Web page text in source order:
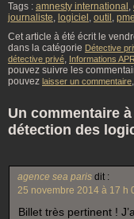
Tags : amnesty international ,
journaliste, logiciel , outil , pme
Cet article à été écrit le
dans la catégorie Détective
détective privé, Informations APR
pouvez suivre les
pouvez laisser un commentaire
Un commentaire
détection des
agence sea paris dit :
25 novembre 2014 à 17 h
Billet très pertinent !